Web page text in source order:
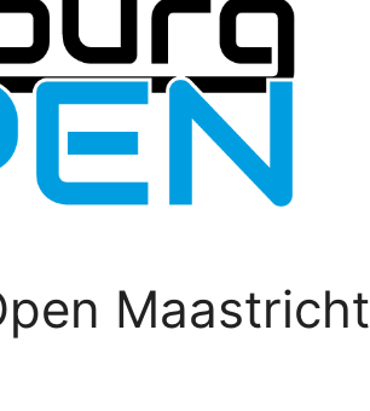
Maastricht